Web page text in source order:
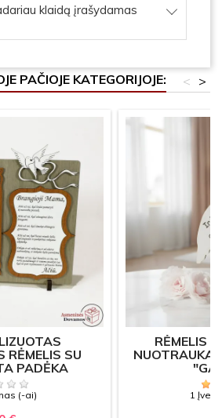
klaidą įrašydamas
PAČIOJE KATEGORIJOJE: >
<
RĖMELIS SU
PADĖKA
(-ai)
RĖMELIS
NUOTRAUKAI
1